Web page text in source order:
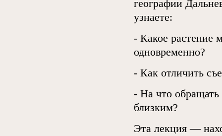
географии
узнаете:
- Какое растение
одновременно?
- Как отличить
- На что обращать
близким?
Эта лекция —